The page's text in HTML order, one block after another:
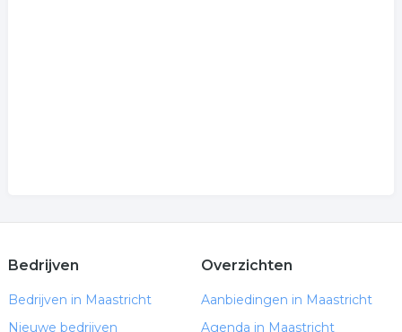
Bedrijven
Bedrijven in Maastricht
Nieuwe bedrijven
Overzichten
Aanbiedingen in Maastricht
Agenda in Maastricht